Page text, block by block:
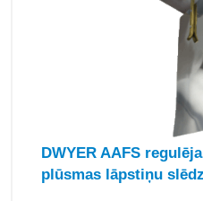
DWYER AAFS
plūsmas lāpstiņu